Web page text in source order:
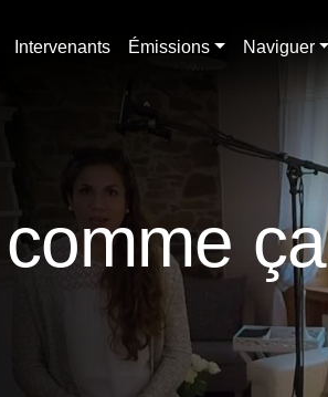
Intervenants Émissions Naviguer
ça